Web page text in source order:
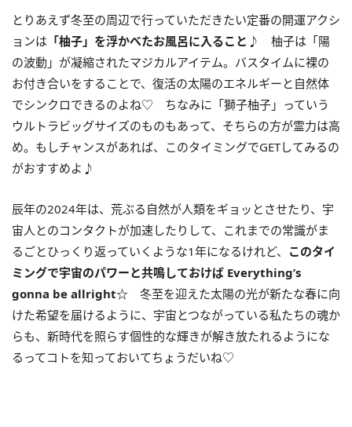
とりあえず冬至の周辺で行っていただきたい定番の開運アクシ
ョンは 「柚子」を浮かべたお風呂に入ること ♪ 柚子は「陽
の波動」が凝縮されたマジカルアイテム。バスタイムに裸の
お付き合いをすることで、復活の太陽のエネルギーと自然体
でシンクロできるのよね♡ ちなみに「獅子柚子」っていう
ウルトラビッグサイズのものもあって、そちらの方が霊力は高
め。もしチャンスがあれば、このタイミングでGETしてみるの
がおすすめよ♪
辰年の2024年は、荒ぶる自然が人類をギョッとさせたり、宇
宙人とのコンタクトが加速したりして、これまでの常識がま
るごとひっくり返っていくような1年になるけれど、 このタイ
ミングで宇宙のパワーと共鳴しておけば Everything’s
gonna be allright☆ 冬至を迎えた太陽の光が新たな春に向
けた希望を届けるように、宇宙とつながっている私たちの魂か
らも、新時代を照らす個性的な輝きが解き放たれるようにな
るってコトを知っておいてちょうだいね♡